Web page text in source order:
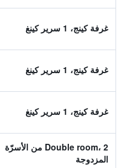
غرفة كينج، 1 سرير كينغ
غرفة كينج، 1 سرير كينغ
غرفة كينج، 1 سرير كينغ
Double room، 2 من الأسرّة
المزدوجة